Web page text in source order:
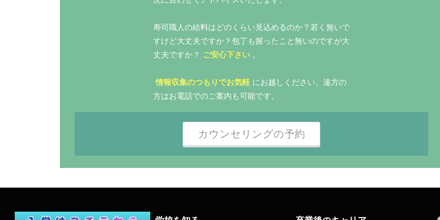
寿司職人の給料はどのくらい見込めるのか？若く無いで
すけど大丈夫ですか？包丁も握ったこと無いのですが大
丈夫ですか？
ご安心下さい 。
情報収集のつもりでお気軽 にお越しください。遠方の
方はお電話でのご案内も可能です。
カウンセリングの予約